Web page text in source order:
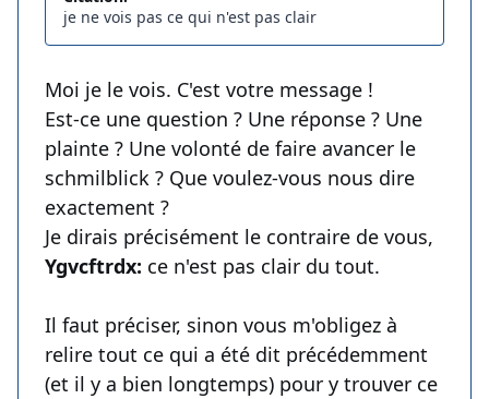
je ne vois pas ce qui n'est pas clair
Moi je le vois. C'est votre message !
Est-ce une question ? Une réponse ? Une
plainte ? Une volonté de faire avancer le
schmilblick ? Que voulez-vous nous dire
exactement ?
Je dirais précisément le contraire de vous,
Ygvcftrdx: ce n'est pas clair du tout.
Il faut préciser, sinon vous m'obligez à
relire tout ce qui a été dit précédemment
(et il y a bien longtemps) pour y trouver ce